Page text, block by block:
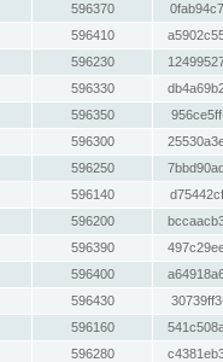
596370
596410
596230
596330
596350
596300
596250
596140
596200
596390
596400
596430
596160
596280